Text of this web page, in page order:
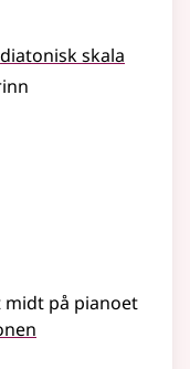
diatonisk skala
på pianoet